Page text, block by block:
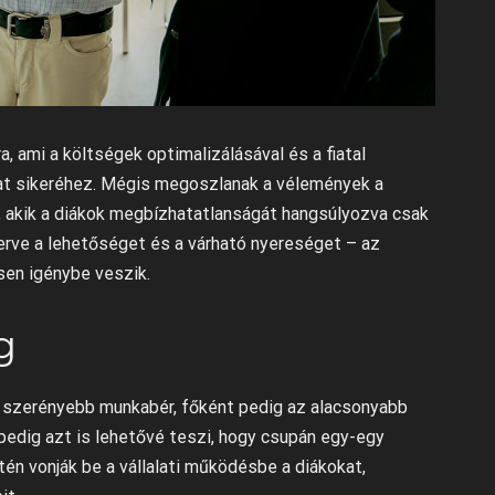
ami a költségek optimalizálásával és a fiatal
sikeréhez. Mégis megoszlanak a vélemények a
a diákok megbízhatatlanságát hangsúlyozva csak
a lehetőséget és a várható nyereséget – az
igénybe veszik.
munkabér, főként pedig az alacsonyabb
azt is lehetővé teszi, hogy csupán egy-egy
vonják be a vállalati működésbe a diákokat,